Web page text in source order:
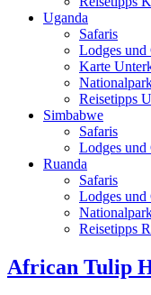
Uganda
Safaris
Lodges und
Karte
Reisetipps
Simbabwe
Safaris
Lodges und
Ruanda
Safaris
Lodges und
Reisetipps
African Tulip